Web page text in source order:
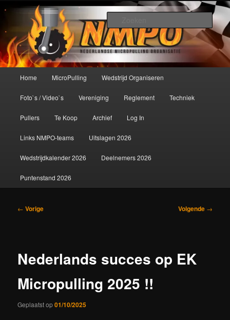
primaire
inhoudNederlandse MicroPulling
Organisatie
De meest krachtige modelbouwsport ter wereld!
Home MicroPulling Wedstrijd Organiseren
Foto`s / Video`s Vereniging Reglement Techniek
Pullers Te Koop Archief Log In
Links NMPO-teams Uitslagen 2026
Wedstrijdkalender 2026 Deelnemers 2026
Puntenstand 2026
Bericht
← Vorige Volgende →
Nederlands succes op EK
Micropulling 2025 !!
Geplaatst op01/10/2025